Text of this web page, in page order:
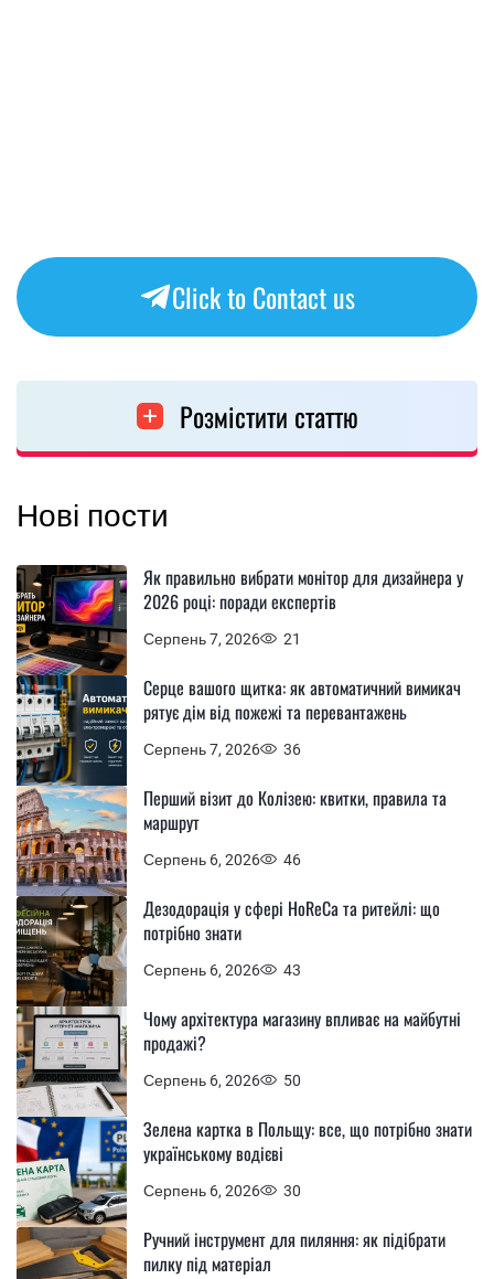
Click to Contact us
Розмістити статтю
Нові пости
Серпень 7, 2026 21
Як правильно вибрати монітор для дизайнера у
2026 році: поради експертів
Серпень 7, 2026 36
Серце вашого щитка: як автоматичний вимикач
рятує дім від пожежі та перевантажень
Серпень 6, 2026 46
Перший візит до Колізею: квитки, правила та
маршрут
Серпень 6, 2026 43
Дезодорація у сфері HoReCa та ритейлі: що
потрібно знати
Серпень 6, 2026 50
Чому архітектура магазину впливає на майбутні
продажі?
Серпень 6, 2026 30
Зелена картка в Польщу: все, що потрібно знати
українському водієві
Ручний інструмент для пиляння: як підібрати
пилку під матеріал